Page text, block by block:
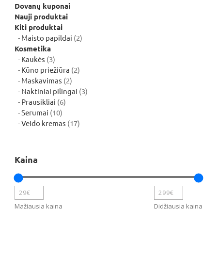
Dovanų kuponai
Nauji produktai
Kiti produktai
Maisto papildai 22
Kosmetika
Kaukės 33
produktai
Kūno priežiūra 22
Maskavimas 22
produktai
Naktiniai pilingai 33
Prausikliai 66
Serumai 1010
produktų
Veido kremas 1717
Kaina
Mažiausia kaina Didžiausia kaina